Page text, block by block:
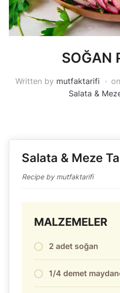
SOĞAN
Written by mutfaktarifi on
Salata &
Salata & Meze
Recipe by mutfaktarifi
MALZEMELER
2 adet soğan
1/4 demet